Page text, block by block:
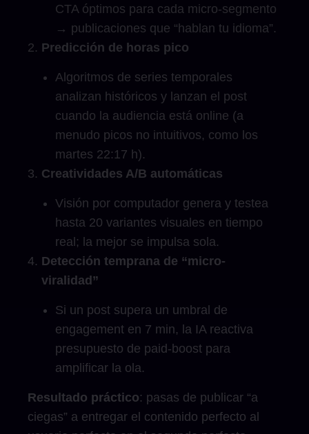
CTA óptimos para cada micro-segmento
→ publicaciones que “hablan tu idioma”.
Predicción de horas pico
Algoritmos de series temporales
analizan históricos y lanzan el post
cuando la audiencia está online (a
menudo picos no intuitivos, como los
martes 22:17 h).
Creatividades A/B automáticas
Visión por computador genera y testea
hasta 20 variantes visuales en tiempo
real; la mejor se impulsa sola.
Detección temprana de “micro-
viralidad”
Si un post supera un umbral de
engagement en 7 min, la IA reactiva
presupuesto de paid-boost para
amplificar la ola.
Resultado práctico: pasas de publicar “a
ciegas” a entregar el contenido perfecto al